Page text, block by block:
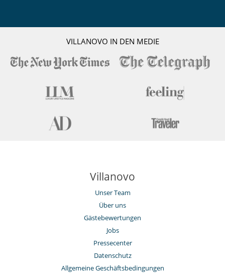
VILLANOVO IN DEN MEDIE
Villanovo
Unser Team
Über uns
Gästebewertungen
Jobs
Pressecenter
Datenschutz
Allgemeine Geschäftsbedingungen